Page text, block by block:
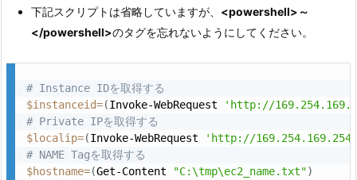
下記スクリプトは省略していますが、 <powershell>～
</powershell>のタグを忘れないようにしてください。
# Instance IDを取得する
$instanceid=(Invoke-WebRequest
'http://
# Private IPを取得する
$localip=(Invoke-WebRequest
'http://
# NAME Tagを取得する
$hostname=(Get-Content "C:\tmp\ec2_name.txt")